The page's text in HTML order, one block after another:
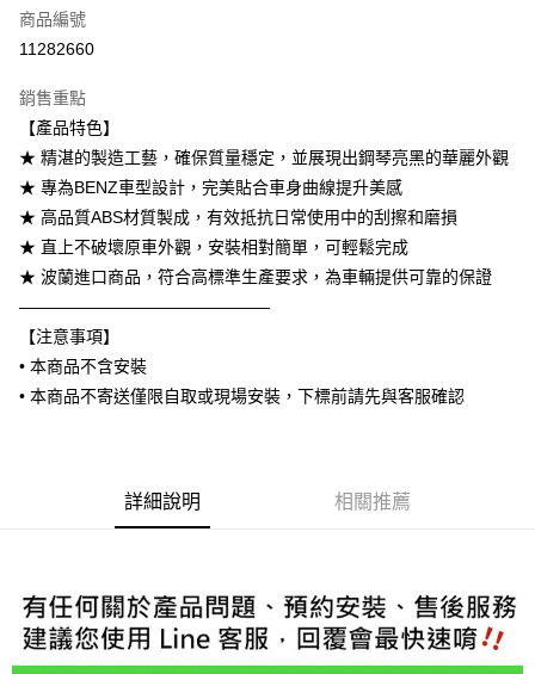
信用卡分期付款
合作金庫商業銀行
華南商業銀行
上海商業儲蓄銀行
台北富邦商業銀行
國泰世華商業銀行
兆豐國際商業銀行
臺灣中小企業銀行
台中商業銀行
匯豐（台灣）商業銀行
華泰商業銀行
聯邦商業銀行
遠東國際商業銀行
元大商業銀行
永豐商業銀行
玉山商業銀行
台新國際商業銀行
台灣樂天信用卡公司
6 期 0 利率 每期
華南商業銀行
彰化商業銀行
上海商業儲蓄銀行
台北富邦商業銀行
國泰世華商業銀行
兆豐國際商業銀行
臺灣中小企業銀行
台中商業銀行
匯豐（台灣）商業銀行
華泰商業銀行
玉山商業銀行
台新國際商業銀行
台灣樂天信用卡公司
LINE Pay
Apple Pay
街口支付
悠遊付
Google Pay
AFTEE先享後付
相關說明
１．簡單：不需註冊會員、不需綁卡、不需儲值。
２．便利：只要手機號碼，簡訊認證，即可結帳。
１．於結帳方式選擇「AFTEE先享後付」後，將跳轉至「AFTEE先享後付」
結帳頁面，進行簡訊認證並確認金額後，即可完成結帳。
２．訂單成立數日內，您將收到繳費通知簡訊。
３．收到繳費通知簡訊後14天內，點擊此簡訊中的連結，可透過四大超商／
商品編號
11282660
銷售重點
【產品特色】
★ 精湛的製造工藝，確保質量穩定，並展現出鋼琴亮黑的華麗外觀
★ 專為BENZ車型設計，完美貼合車身曲線提升美感
★ 高品質ABS材質製成，有效抵抗日常使用中的刮擦和磨損
★ 直上不破壞原車外觀，安裝相對簡單，可輕鬆完成
★ 波蘭進口商品，符合高標準生產要求，為車輛提供可靠的保證
———————————————
【注意事項】
• 本商品不含安裝
• 本商品不寄送僅限自取或現場安裝，下標前請先與客服確認
詳細說明 相關推薦